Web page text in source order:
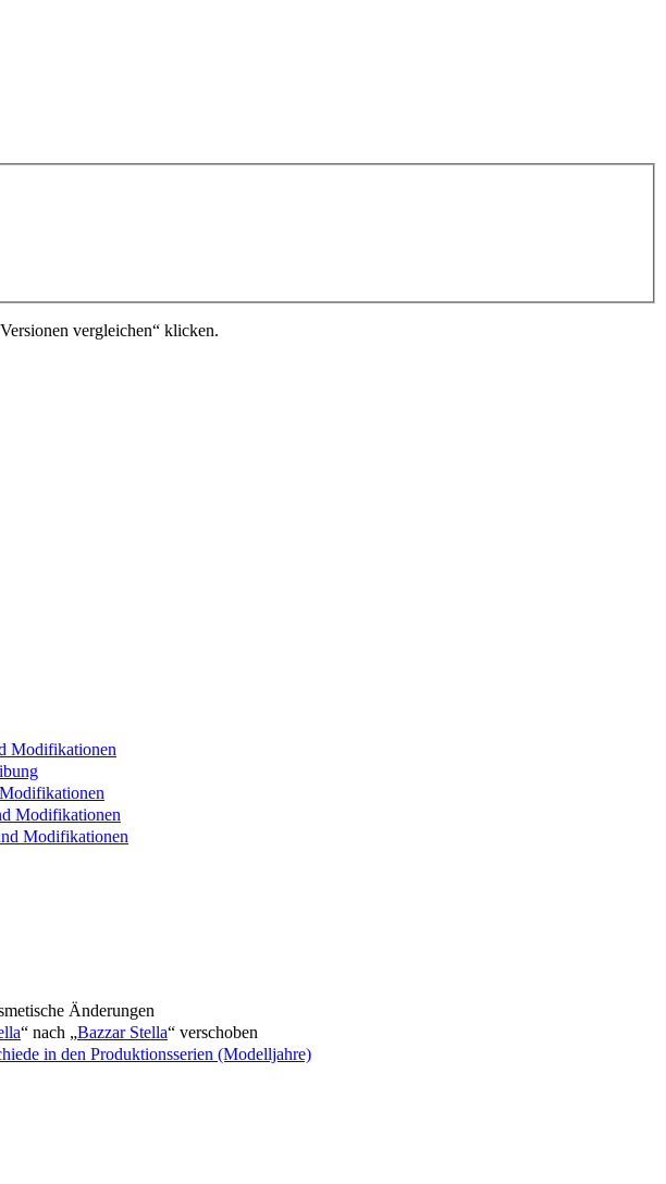
vergleichen“ klicken.
Modifikationen
Modifikationen
Modifikationen
Änderungen
“ nach „Bazzar Stella“ verschoben
in den Produktionsserien (Modelljahre)